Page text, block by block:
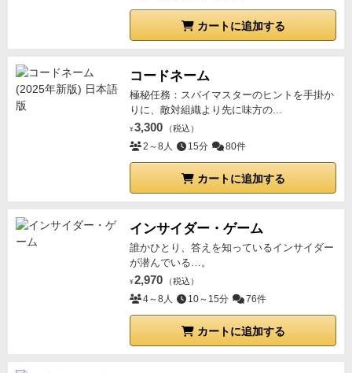
カートに追加する
コードネーム
極秘任務：スパイマスターのヒントを手掛か
りに、敵対組織より先に味方の...
¥ 3,300 （税込）
2～8人 15分 80件
カートに追加する
インサイダー・ゲーム
誰かひとり、答えを知っているインサイダー
が潜んでいる…。
¥ 2,970 （税込）
4～8人 10～15分 76件
カートに追加する